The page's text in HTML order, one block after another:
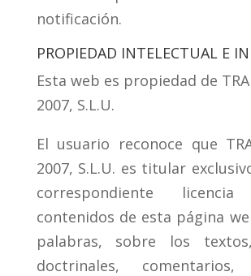
notificación.
PROPIEDAD INTELECTUAL E
Esta web es propiedad de
2007, S.L.U.
El usuario reconoce que
2007, S.L.U. es titular
correspondiente
contenidos de esta página
palabras, sobre los
doctrinales, comentarios,